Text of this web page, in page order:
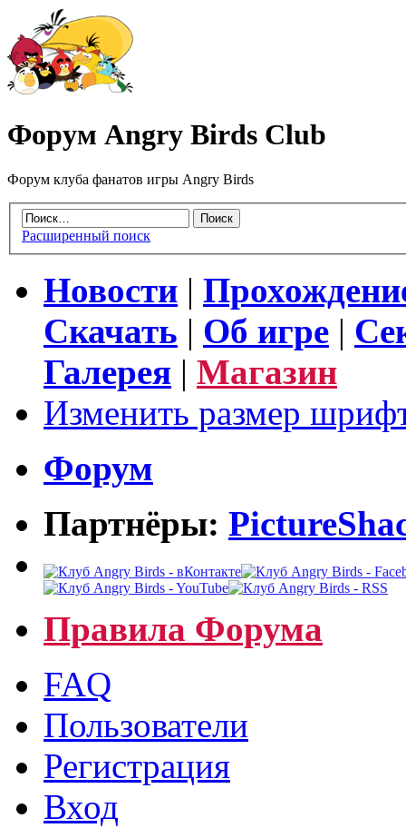
Форум Angry Birds Club
Форум клуба фанатов игры Angry Birds
Расширенный поиск
Новости |
Скачать | Об игре |
Галерея | Магазин
Изменить размер
Форум
Партнёры:
Правила Форума
FAQ
Пользователи
Регистрация
Вход